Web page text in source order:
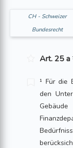
CH - Schweizer
Bundesrecht
Art. 25 a
¹ Für die
den